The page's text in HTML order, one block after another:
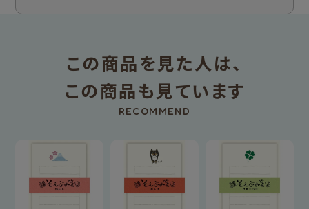
この商品を見た人は、
この商品も見ています
RECOMMEND